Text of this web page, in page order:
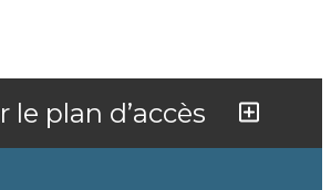
le plan d’accès